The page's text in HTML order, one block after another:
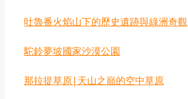
吐魯番火焰山下的歷史遺跡與綠洲奇觀
‌駝鈴夢坡國家沙漠公園
那拉提草原|天山之巔的空中草原